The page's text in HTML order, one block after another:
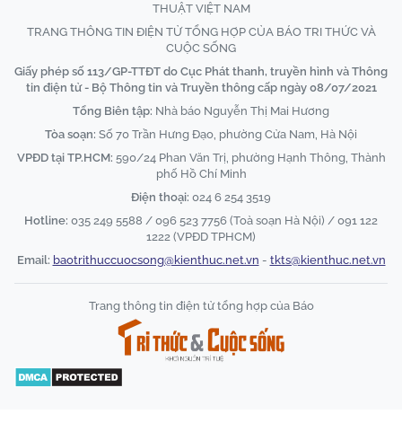
THUẬT VIỆT NAM
TRANG THÔNG TIN ĐIỆN TỬ TỔNG HỢP CỦA BÁO TRI THỨC VÀ
CUỘC SỐNG
Giấy phép số 113/GP-TTĐT do Cục Phát thanh, truyền hình và Thông
tin điện tử - Bộ Thông tin và Truyền thông cấp ngày 08/07/2021
Tổng Biên tập: Nhà báo Nguyễn Thị Mai Hương
Tòa soạn: Số 70 Trần Hưng Đạo, phường Cửa Nam, Hà Nội
VPĐD tại TP.HCM: 590/24 Phan Văn Trị, phường Hạnh Thông, Thành
phố Hồ Chí Minh
Điện thoại: 024 6 254 3519
Hotline: 035 249 5588 / 096 523 7756 (Toà soạn Hà Nội) / 091 122
1222 (VPĐD TPHCM)
Email: baotrithuccuocsong@kienthuc.net.vn - tkts@kienthuc.net.vn
Trang thông tin điện tử tổng hợp của Báo